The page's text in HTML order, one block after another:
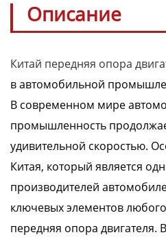
Описание
Китай передняя опора
в автомобильной
В современном мире
промышленность
удивительной скоростью.
Китая, который является
производителей
ключевых элементов
передняя опора двигателя.